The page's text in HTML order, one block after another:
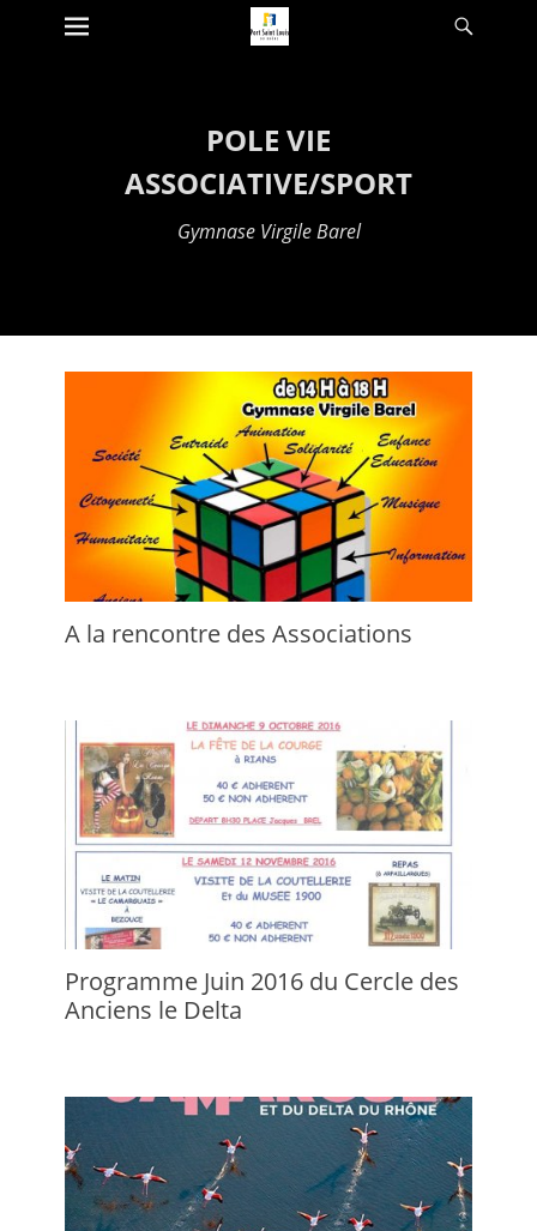
Passer
au
Premier menu
POLE VIE
ASSOCIATIVE/SPORT
Gymnase Virgile Barel
A la rencontre des Associations
Programme Juin 2016 du Cercle des
Anciens le Delta